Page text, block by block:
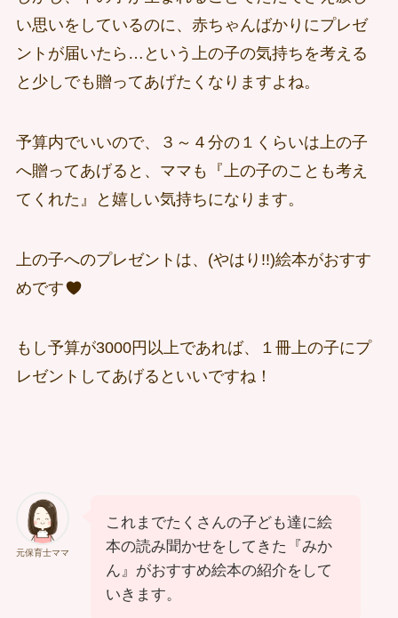
い思いをしているのに、赤ちゃんばかりにプレゼ
ントが届いたら…という上の子の気持ちを考える
と少しでも贈ってあげたくなりますよね。
予算内でいいので、３～４分の１くらいは上の子
へ贈ってあげると、ママも『上の子のことも考え
てくれた』と嬉しい気持ちになります。
上の子へのプレゼントは、(やはり!!)絵本がおすす
めです
もし予算が3000円以上であれば、１冊上の子にプ
レゼントしてあげるといいですね！
元保育士ママ
これまでたくさんの子ども達に絵
本の読み聞かせをしてきた『みか
ん』がおすすめ絵本の紹介をして
いきます。